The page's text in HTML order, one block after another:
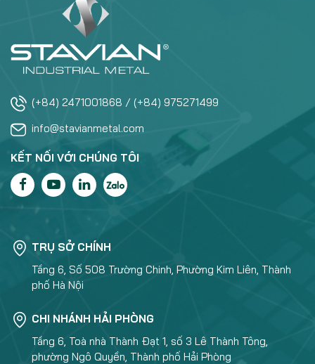
(+84) 2471001868 / (+84) 975271499
info@stavianmetal.com
KẾT NỐI VỚI CHÚNG TÔI
TRỤ SỞ CHÍNH
Tầng 6, Số 508 Trường Chinh, Phường Kim Liên, Thành
phố Hà Nội
CHI NHÁNH HẢI PHÒNG
Tầng 6, Toà nhà Thành Đạt 1, số 3 Lê Thành Tông,
phường Ngô Quyền, Thành phố Hải Phòng